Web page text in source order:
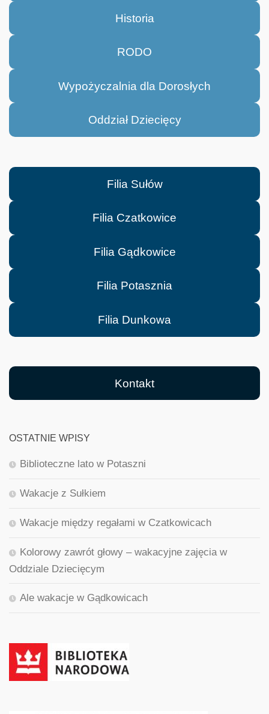
Historia
RODO
Wypożyczalnia dla Dorosłych
Oddział Dziecięcy
Filia Sułów
Filia Czatkowice
Filia Gądkowice
Filia Potasznia
Filia Dunkowa
Kontakt
OSTATNIE WPISY
Biblioteczne lato w Potaszni
Wakacje z Sułkiem
Wakacje między regałami w Czatkowicach
Kolorowy zawrót głowy – wakacyjne zajęcia w
Oddziale Dziecięcym
Ale wakacje w Gądkowicach